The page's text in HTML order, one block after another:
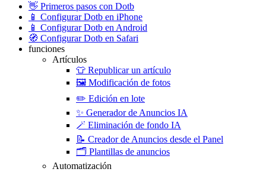
👋 Primeros pasos con Dotb
📱 Configurar Dotb en iPhone
📱 Configurar Dotb en Android
🧭 Configurar Dotb en Safari
funciones
Artículos
👕 Republicar un artículo
🖼️ Modificación de fotos
✏️ Edición en lote
✨ Generador de Anuncios IA
🪄 Eliminación de fondo IA
📝 Creador de Anuncios desde el Panel
🗂️ Plantillas de anuncios
Automatización